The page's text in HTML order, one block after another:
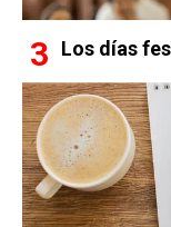
Los días